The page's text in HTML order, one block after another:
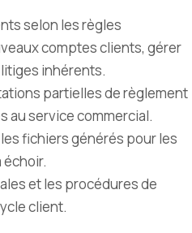
selon les règles
comptes clients, gérer
inhérents.
partielles de règlement
au service commercial.
fichiers générés pour les
et les procédures de
client.